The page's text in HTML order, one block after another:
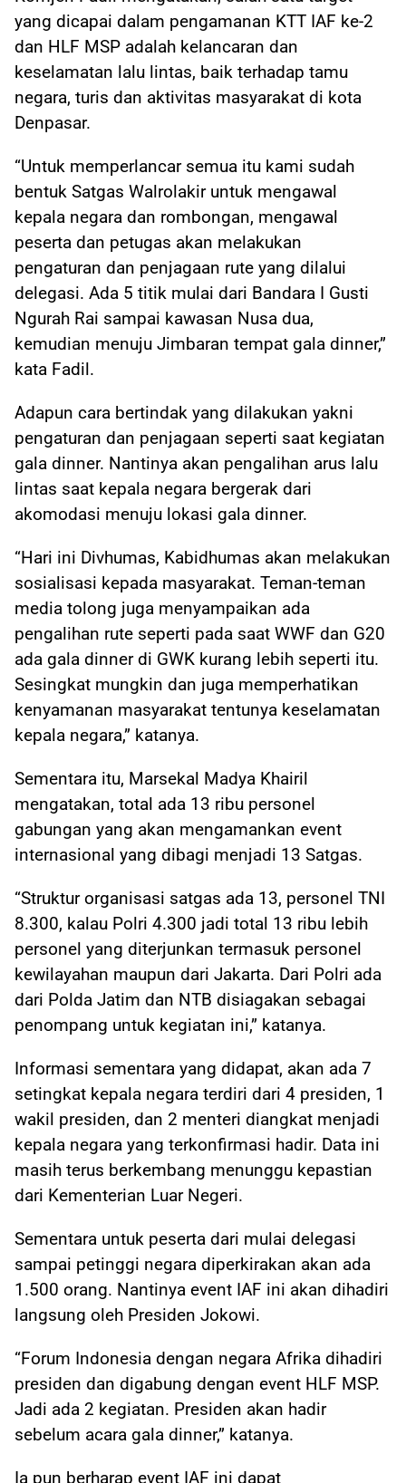
yang dicapai dalam pengamanan KTT IAF ke-2
dan HLF MSP adalah kelancaran dan
keselamatan lalu lintas, baik terhadap tamu
negara, turis dan aktivitas masyarakat di kota
Denpasar.
“Untuk memperlancar semua itu kami sudah
bentuk Satgas Walrolakir untuk mengawal
kepala negara dan rombongan, mengawal
peserta dan petugas akan melakukan
pengaturan dan penjagaan rute yang dilalui
delegasi. Ada 5 titik mulai dari Bandara I Gusti
Ngurah Rai sampai kawasan Nusa dua,
kemudian menuju Jimbaran tempat gala dinner,”
kata Fadil.
Adapun cara bertindak yang dilakukan yakni
pengaturan dan penjagaan seperti saat kegiatan
gala dinner. Nantinya akan pengalihan arus lalu
lintas saat kepala negara bergerak dari
akomodasi menuju lokasi gala dinner.
“Hari ini Divhumas, Kabidhumas akan melakukan
sosialisasi kepada masyarakat. Teman-teman
media tolong juga menyampaikan ada
pengalihan rute seperti pada saat WWF dan G20
ada gala dinner di GWK kurang lebih seperti itu.
Sesingkat mungkin dan juga memperhatikan
kenyamanan masyarakat tentunya keselamatan
kepala negara,” katanya.
Sementara itu, Marsekal Madya Khairil
mengatakan, total ada 13 ribu personel
gabungan yang akan mengamankan event
internasional yang dibagi menjadi 13 Satgas.
“Struktur organisasi satgas ada 13, personel TNI
8.300, kalau Polri 4.300 jadi total 13 ribu lebih
personel yang diterjunkan termasuk personel
kewilayahan maupun dari Jakarta. Dari Polri ada
dari Polda Jatim dan NTB disiagakan sebagai
penompang untuk kegiatan ini,” katanya.
Informasi sementara yang didapat, akan ada 7
setingkat kepala negara terdiri dari 4 presiden, 1
wakil presiden, dan 2 menteri diangkat menjadi
kepala negara yang terkonfirmasi hadir. Data ini
masih terus berkembang menunggu kepastian
dari Kementerian Luar Negeri.
Sementara untuk peserta dari mulai delegasi
sampai petinggi negara diperkirakan akan ada
1.500 orang. Nantinya event IAF ini akan dihadiri
langsung oleh Presiden Jokowi.
“Forum Indonesia dengan negara Afrika dihadiri
presiden dan digabung dengan event HLF MSP.
Jadi ada 2 kegiatan. Presiden akan hadir
sebelum acara gala dinner,” katanya.
Ia pun berharap event IAF ini dapat